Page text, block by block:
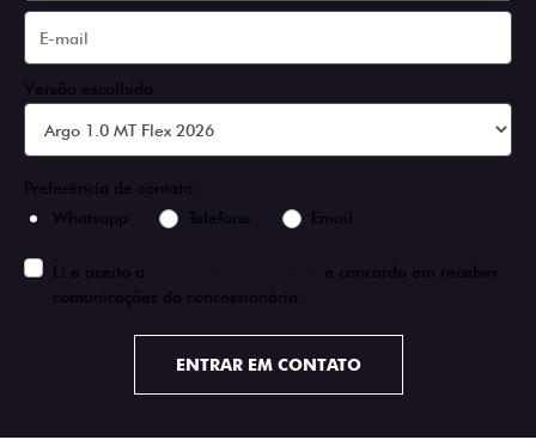
Versão escolhida
Preferência de contato:
Whatsapp
Telefone Email
Li e aceito a
e concordo em receber
comunicações da concessionária.
ENTRAR EM CONTATO